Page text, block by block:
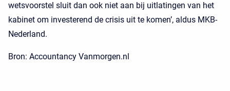
wetsvoorstel sluit dan ook niet aan bij uitlatingen van het
kabinet om investerend de crisis uit te komen’, aldus MKB-
Nederland.
Bron: Accountancy Vanmorgen.nl